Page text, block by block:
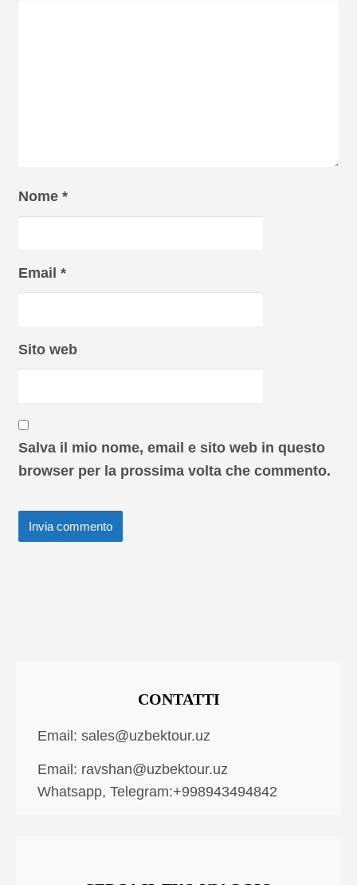
Nome *
Email *
Sito web
Salva il mio nome, email e sito web in questo
browser per la prossima volta che commento.
CONTATTI
Email: sales@uzbektour.uz
Email: ravshan@uzbektour.uz
Whatsapp, Telegram:+998943494842